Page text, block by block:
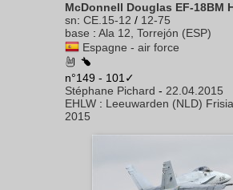
McDonnell Douglas EF-18BM
sn: CE.15-12 / 12-75
base : Ala 12, Torrejón (ESP)
Espagne - air force
n°149 - 101✓
Stéphane Pichard - 22.04.2015
EHLW : Leeuwarden (NLD)
2015